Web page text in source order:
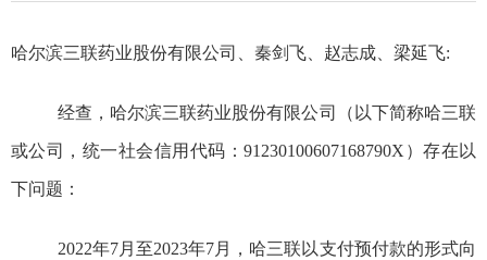
哈尔滨三联药业股份有限公司、秦剑飞、 赵志成、梁延飞:
经查， 哈尔滨三联药业股份有限公司 （以下简称哈三联
或公司，统一社会信用代码 ：91230100607168790X）存在以
下问题：
2022年7月至2023年7月，哈三联以支付预付款的形式向